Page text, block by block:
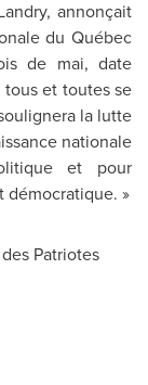
, annonçait
du Québec
de mai, date
tous et toutes se
la lutte
nationale
et pour
»
Patriotes